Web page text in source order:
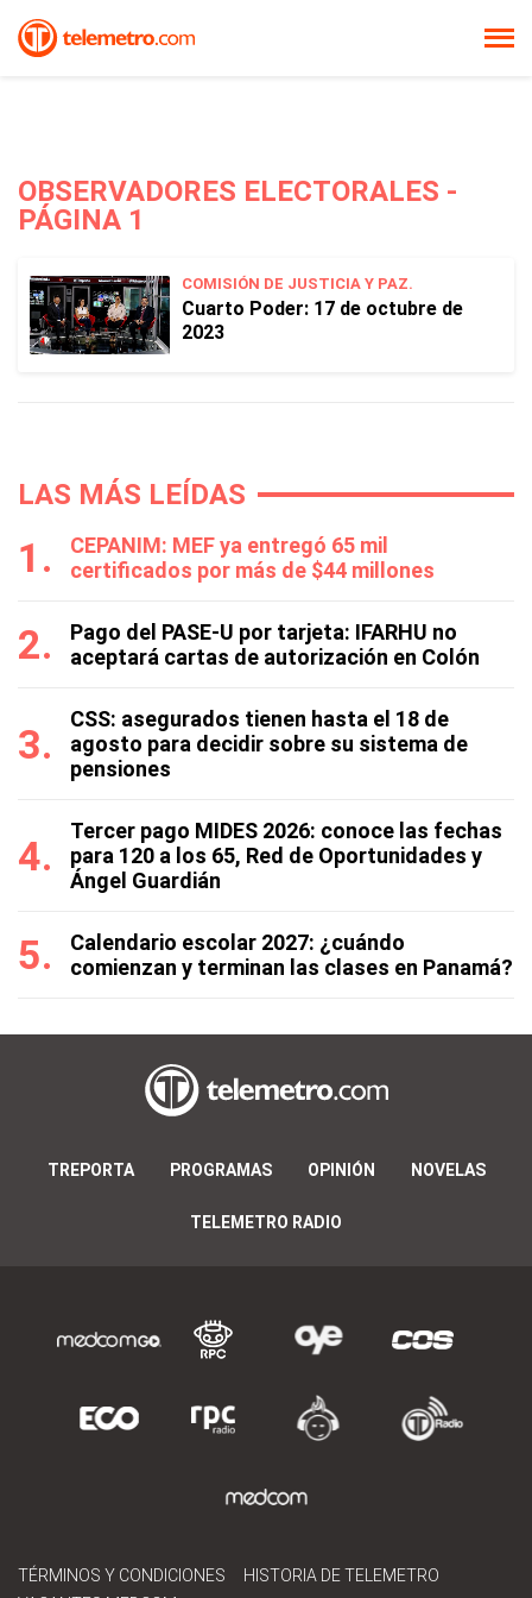
OBSERVADORES ELECTORALES -
PÁGINA 1
COMISIÓN DE JUSTICIA Y PAZ.
Cuarto Poder: 17 de octubre de
2023
LAS MÁS LEÍDAS
CEPANIM: MEF ya entregó 65 mil
certificados por más de $44 millones
Pago del PASE-U por tarjeta: IFARHU no
aceptará cartas de autorización en Colón
CSS: asegurados tienen hasta el 18 de
agosto para decidir sobre su sistema de
pensiones
Tercer pago MIDES 2026: conoce las fechas
para 120 a los 65, Red de Oportunidades y
Ángel Guardián
Calendario escolar 2027: ¿cuándo
comienzan y terminan las clases en Panamá?
TREPORTA PROGRAMAS OPINIÓN NOVELAS
TELEMETRO RADIO
TÉRMINOS Y CONDICIONES
HISTORIA DE TELEMETRO